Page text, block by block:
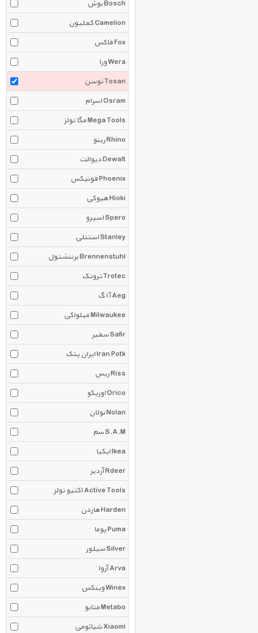
بوش Bosch
کملیون Camelion
فاکس Fox
ورا Wera
توسن Tosan
اسرام Osram
مگا تولز Mega Tools
رینو Rhino
دیوالت Dewalt
فونیکس Phoenix
هیوکی Hioki
اسپرو Spero
استنلی Stanley
برننشتول Brennenstuhl
تروتک Trotec
آ ا گ Aeg
میلواکی Milwaukee
سفیر Safir
ایران پتک Iran Potk
ریس Riss
اوریکو Orico
نولان Nolan
سم S.A.M
ایکیا Ikea
آردیر Rdeer
اکتیو تولز Active Tools
هاردن Harden
پوما Puma
سیلور Silver
آروا Arva
وینکس Winex
متابو Metabo
شیائومی Xiaomi